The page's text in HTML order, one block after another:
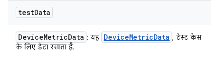
testData
DeviceMetricData : यह DeviceMetricData , टेस्ट केस
के लिए डेटा रखता है.